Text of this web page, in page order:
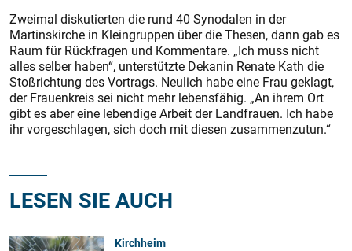
Zweimal diskutierten die rund 40 Synodalen in der
Martinskirche in Kleingruppen über die Thesen, dann gab es
Raum für Rückfragen und Kommentare. „Ich muss nicht
alles selber haben“, unterstützte Dekanin Renate Kath die
Stoßrichtung des Vortrags. Neulich habe eine Frau geklagt,
der Frauenkreis sei nicht mehr lebensfähig. „An ihrem Ort
gibt es aber eine lebendige Arbeit der Landfrauen. Ich habe
ihr vorgeschlagen, sich doch mit diesen zusammenzutun.“
LESEN SIE AUCH
Kirchheim